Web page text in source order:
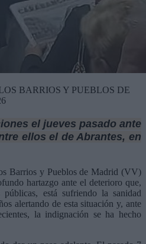
BARRIOS Y PUEBLOS DE
el jueves pasado ante
ellos el de Abrantes, en
Barrios y Pueblos de Madrid (VV)
hartazgo ante el deterioro que,
públicas, está sufriendo la sanidad
alertando de esta situación y, ante
la indignación se ha hecho